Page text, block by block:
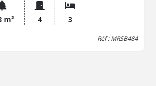
avec placards, une belle pièce de vie
lumineuse et conviviale, 2 chambres,
WC indépendant, une buanderie
l'étage : une grande chambre de 22 m²,
m² 4 3
Réf : MRSB484